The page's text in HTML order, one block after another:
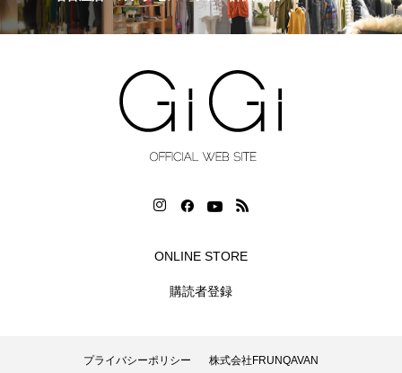
ONLINE STORE
購読者登録
プライバシーポリシー 株式会社FRUNQAVAN